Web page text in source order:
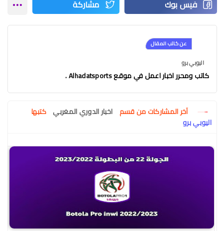
عن كاتب المقال
اليوبي برو
كاتب ومحرر اخبار اعمل في موقع Alhadatsports .
آخر المشاركات من قسم اخبار الدوري المغربي كتبها
اليوبي برو